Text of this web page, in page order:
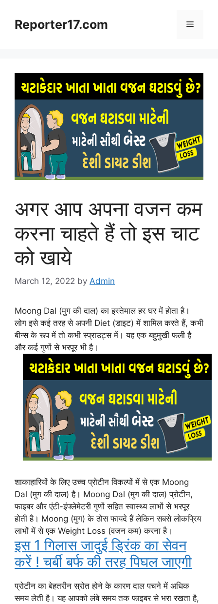
contentReporter17.com Menu
अगर आप अपना वजन कम
करना चाहते हैं तो इस चाट
को खाये
March 12, 2022 by Admin
Moong Dal (मुग की दाल) का इस्तेमाल हर घर में होता है।
लोग इसे कई तरह से अपनी Diet (डाइट) में शामिल करते हैं, कभी
बीन्स के रूप में तो कभी स्प्राउट्स में। यह एक बहुमुखी फली है
और कई गुणों से भरपूर भी है।
शाकाहारियों के लिए उच्च प्रोटीन विकल्पों में से एक Moong
Dal (मुग की दाल) है। Moong Dal (मुग की दाल) प्रोटीन,
फाइबर और एंटी-इंफ्लेमेटरी गुणों सहित स्वास्थ्य लाभों से भरपूर
होती है। Moong (मुग) के ठोस फायदे हैं लेकिन सबसे लोकप्रिय
लाभों में से एक Weight Loss (वजन कम) करना है।
इस 1 गिलास जादुई ड्रिंक का सेवन
करें ! चर्बी बर्फ की तरह पिघल जाएगी
प्रोटीन का बेहतरीन स्रोत होने के कारण दाल पचने में अधिक
समय लेती है। यह आपको लंबे समय तक फाइबर से भरा रखता है,